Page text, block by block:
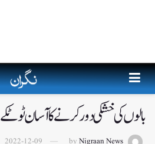
بالوں کی خشکی دور کرنے کا آسان ٹوٹکے
by Nigraan News
2022-12-09